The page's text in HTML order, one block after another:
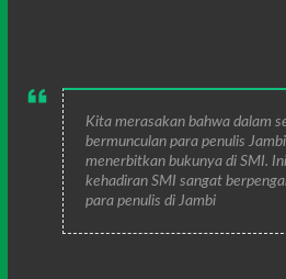
Kita merasakan bahwa dalam
bermunculan para penulis
menerbitkan bukunya di SMI.
kehadiran SMI sangat
para penulis di Jambi